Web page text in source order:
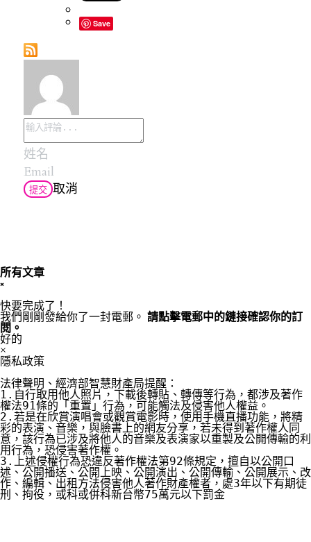
Save
提交 取消
所有文章
×
快要完成了！
我們剛剛發給你了一封電郵。 請點擊電郵中的鏈接確認你的訂
閱。
好的
×
隱私政策
法律聲明、經濟部智慧財產局提醒：
1.自行取用他人照片，下載後轉貼、轉傳等行為，都涉及著作
權法91條的「重置」行為，可能觸法及侵害他人權益。
2.若是在欣賞演唱會或觀賞電影時，使用手機直播功能，將精
彩的表演、音樂，與臉書上的網友分享，若未得到著作權人同
意，該行為已涉及將他人的音樂及表演家以重製及公開傳輸的利
用行為，恐侵害著作權。
3.上述侵權行為恐違反著作權法第92條規定，擅自以公開口
述、公開播送、公開上映、公開演出、公開傳輸、公開展示、改
作、編輯、出租方法侵害他人著作財產權者，處3年以下有期徒
刑、拘役，或科或併科新台幣75萬元以下罰金